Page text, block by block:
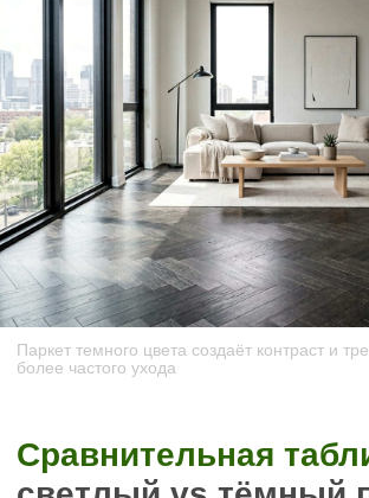
70% света, делая комнату просторнее на 10–15%
визуально. Укладка палубным способом вдоль
длинной стены усиливает эффект.
Антирекомендация:
тёмный паркет в
малогабаритной квартире визуально «съест» 10–
20% пространства, сделает потолки ниже,
создаст ощущение тесноты. Исключение — если
в квартире высокие потолки (3+ метра) и
отличное естественное освещение.
Задача: создать благородную атмосферу,
добавить глубину интерьеру.
(графитовый дуб, шоколадный) в сочетании со
светлыми стенами и потолком. Тёмный пол в
большом пространстве не давит, а создаёт
Просторная гостиная с высокими
потолками